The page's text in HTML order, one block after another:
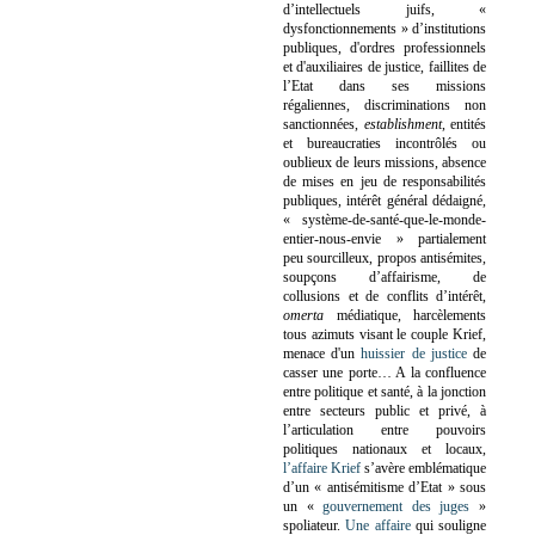
d’intellectuels juifs, «
dysfonctionnements » d’institutions
publiques, d'ordres professionnels
et d'auxiliaires de justice, faillites de
l’Etat dans ses missions
régaliennes, discriminations non
sanctionnées, establishment, entités
et bureaucraties incontrôlés ou
oublieux de leurs missions, absence
de mises en jeu de responsabilités
publiques, intérêt général dédaigné,
« système-de-santé-que-le-monde-
entier-nous-envie » partialement
peu sourcilleux, propos antisémites,
soupçons d’affairisme, de
collusions et de conflits d’intérêt,
omerta médiatique, harcèlements
tous azimuts visant le couple Krief,
menace d'unhuissier de justicede
casser une porte… A la confluence
entre politique et santé, à la jonction
entre secteurs public et privé, à
l’articulation entre pouvoirs
politiques nationaux et locaux,
l’affaire Krief s’avère emblématique
d’un « antisémitisme d’Etat » sous
un «gouvernement des juges »
spoliateur.Une affairequi souligne